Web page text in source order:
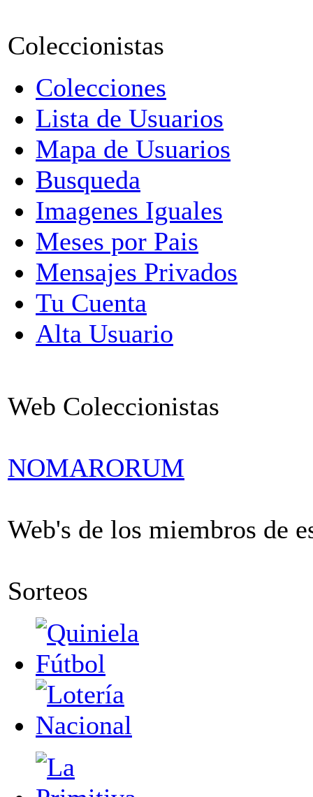
Coleccionistas
Colecciones
Lista de Usuarios
Mapa de Usuarios
Busqueda
Imagenes Iguales
Meses por Pais
Mensajes Privados
Tu Cuenta
Alta Usuario
Web Coleccionistas
NOMARORUM
Web's de los miembros de
Sorteos